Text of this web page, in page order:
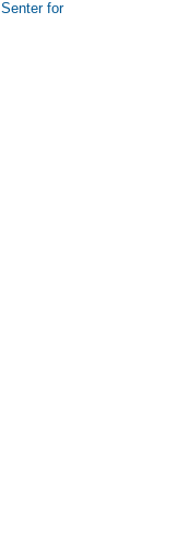
Senter for